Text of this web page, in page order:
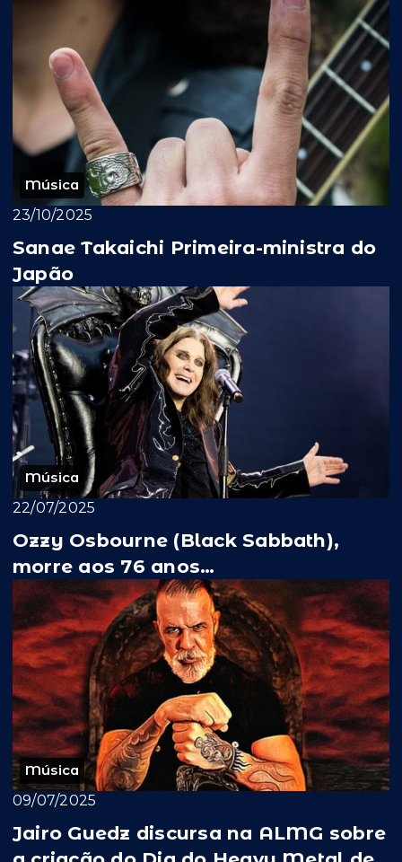
Eisen Rock St...
Música
23/10/2025
Sanae Takaichi Primeira-ministra do
Japão
Música
22/07/2025
Ozzy Osbourne (Black Sabbath),
morre aos 76 anos…
Música
09/07/2025
Jairo Guedz discursa na ALMG sobre